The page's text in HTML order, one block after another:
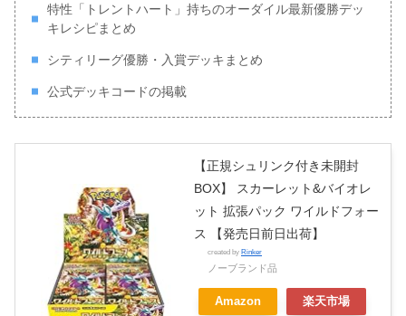
特性「トレントハート」持ちのオーダイル最新優勝デッ
キレシピまとめ
シティリーグ優勝・入賞デッキまとめ
公式デッキコードの掲載
【正規シュリンク付き未開封
BOX】 スカーレット&バイオレ
ット 拡張パック ワイルドフォー
ス 【発売日前日出荷】
created by Rinker
ノーブランド品
Amazon 楽天市場